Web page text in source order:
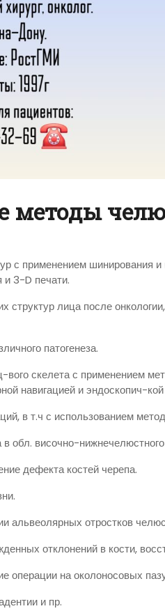
методы
с применением шинирования
и 3-D печати.
структур лица после
патогенеза.
скелета с применением
навигацией и эндоскопич-кой
в т.ч с использованием
обл. височно-
дефекта костей черепа.
альвеолярных отростков
отклонений в кости,
операции на околоносовых
и пр.